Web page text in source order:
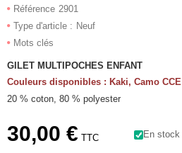
Référence 2901
Type d'article : Neuf
Mots clés
GILET MULTIPOCHES ENFANT
Couleurs disponibles : Kaki, Camo CCE
20 % coton, 80 % polyester
30,00 € TTC En stock